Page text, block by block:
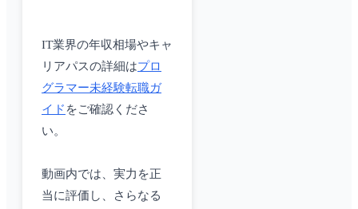
IT業界の年収相場やキャ
リアパスの詳細はプロ
グラマー未経験転職ガ
イド をご確認くださ
い。
動画内では、実力を正
当に評価し、さらなる